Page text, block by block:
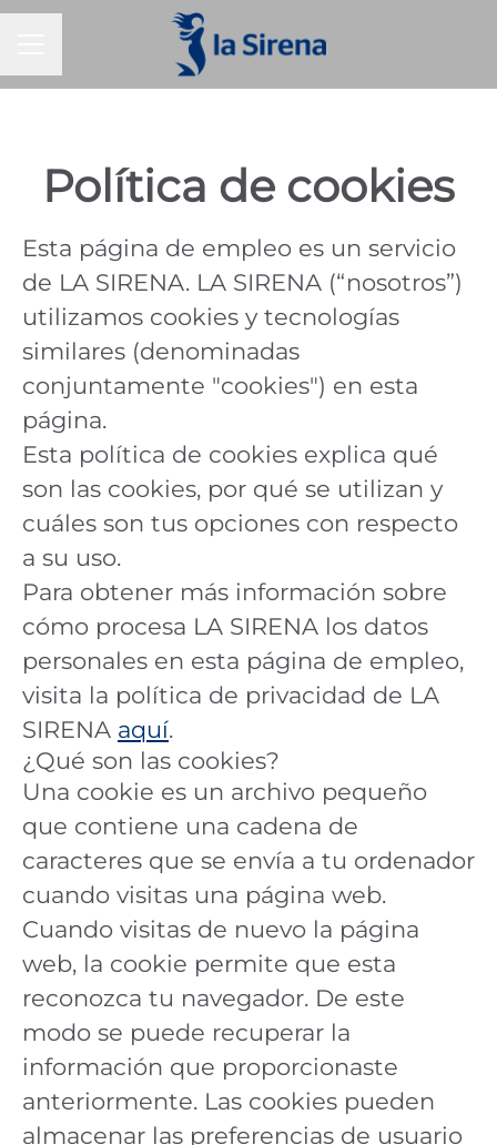
Política de cookies
Esta página de empleo es un servicio
de LA SIRENA. LA SIRENA (“nosotros”)
utilizamos cookies y tecnologías
similares (denominadas
conjuntamente "cookies") en esta
página.
Esta política de cookies explica qué
son las cookies, por qué se utilizan y
cuáles son tus opciones con respecto
a su uso.
Para obtener más información sobre
cómo procesa LA SIRENA los datos
personales en esta página de empleo,
visita la política de privacidad de LA
SIRENA aquí.
¿Qué son las cookies?
Una cookie es un archivo pequeño
que contiene una cadena de
caracteres que se envía a tu ordenador
cuando visitas una página web.
Cuando visitas de nuevo la página
web, la cookie permite que esta
reconozca tu navegador. De este
modo se puede recuperar la
información que proporcionaste
anteriormente. Las cookies pueden
almacenar las preferencias de usuario